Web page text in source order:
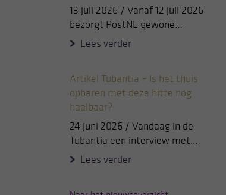
13 juli 2026 / Vanaf 12 juli 2026
bezorgt PostNL gewone…
Lees verder
Artikel Tubantia – Is het thuis
opbaren met deze hitte nog
haalbaar?
24 juni 2026 / Vandaag in de
Tubantia een interview met…
Lees verder